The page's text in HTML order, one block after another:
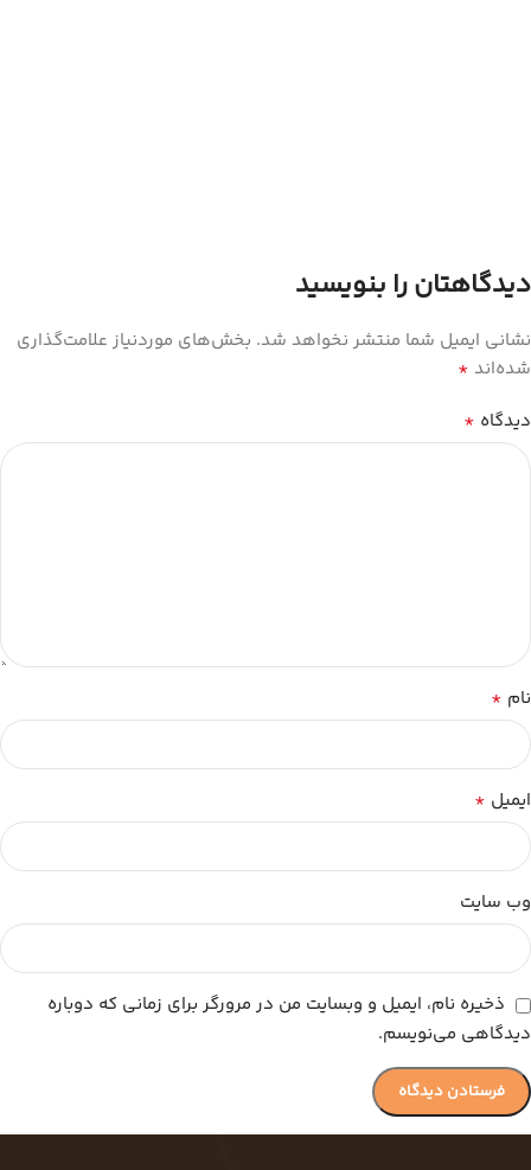
دیدگاهتان را بنویسید
نشانی ایمیل شما منتشر نخواهد شد. بخش‌های موردنیاز علامت‌گذاری
شده‌اند *
دیدگاه *
نام *
ایمیل *
وب‌ سایت
ذخیره نام، ایمیل و وبسایت من در مرورگر برای زمانی که دوباره
دیدگاهی می‌نویسم.